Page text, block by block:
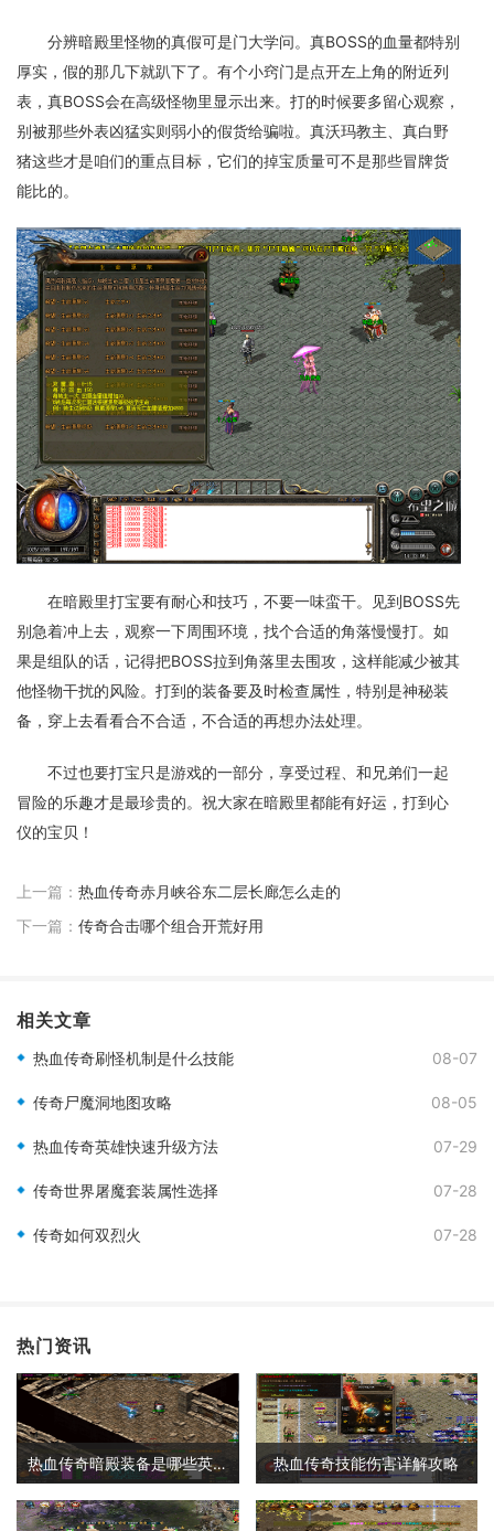
分辨暗殿里怪物的真假可是门大学问。真BOSS的血量都特别
厚实，假的那几下就趴下了。有个小窍门是点开左上角的附近列
表，真BOSS会在高级怪物里显示出来。打的时候要多留心观察，
别被那些外表凶猛实则弱小的假货给骗啦。真沃玛教主、真白野
猪这些才是咱们的重点目标，它们的掉宝质量可不是那些冒牌货
能比的。
在暗殿里打宝要有耐心和技巧，不要一味蛮干。见到BOSS先
别急着冲上去，观察一下周围环境，找个合适的角落慢慢打。如
果是组队的话，记得把BOSS拉到角落里去围攻，这样能减少被其
他怪物干扰的风险。打到的装备要及时检查属性，特别是神秘装
备，穿上去看看合不合适，不合适的再想办法处理。
不过也要打宝只是游戏的一部分，享受过程、和兄弟们一起
冒险的乐趣才是最珍贵的。祝大家在暗殿里都能有好运，打到心
仪的宝贝！
上一篇： 热血传奇赤月峡谷东二层长廊怎么走的
下一篇： 传奇合击哪个组合开荒好用
相关文章
热血传奇刷怪机制是什么技能 08-07
传奇尸魔洞地图攻略 08-05
热血传奇英雄快速升级方法 07-29
传奇世界屠魔套装属性选择 07-28
传奇如何双烈火 07-28
热门资讯
热血传奇暗殿装备是哪些英雄的 热血传奇技能伤害详解攻略